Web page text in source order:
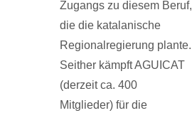
Zugangs zu diesem Beruf,
die die katalanische
Regionalregierung plante.
Seither kämpft AGUICAT
(derzeit ca. 400
Mitglieder) für die